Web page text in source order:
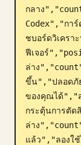
กลาง
Codex","การ์
ชบอร์ดวิเค
ฟีเจอร์
ล่าง
ขึ้น","ปลอดภัย
ของคุณได้","
กระตุ้นการตั
ล่าง
แล้ว","ลองใ